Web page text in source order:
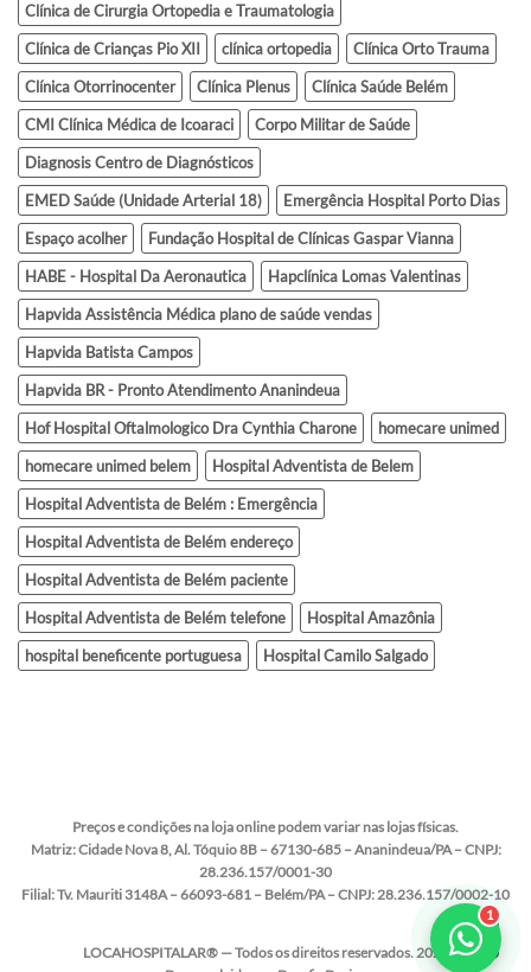
Clínica de Cirurgia Ortopedia e Traumatologia
Clínica de Crianças Pio XII
clínica ortopedia
Clínica Orto Trauma
Clínica Otorrinocenter
Clínica Plenus
Clínica Saúde Belém
CMI Clínica Médica de Icoaraci
Corpo Militar de Saúde
Diagnosis Centro de Diagnósticos
EMED Saúde (Unidade Arterial 18)
Emergência Hospital Porto Dias
Espaço acolher
Fundação Hospital de Clínicas Gaspar Vianna
HABE - Hospital Da Aeronautica
Hapclínica Lomas Valentinas
Hapvida Assistência Médica plano de saúde vendas
Hapvida Batista Campos
Hapvida BR - Pronto Atendimento Ananindeua
Hof Hospital Oftalmologico Dra Cynthia Charone
homecare unimed
homecare unimed belem
Hospital Adventista de Belem
Hospital Adventista de Belém : Emergência
Hospital Adventista de Belém endereço
Hospital Adventista de Belém paciente
Hospital Adventista de Belém telefone
Hospital Amazônia
hospital beneficente portuguesa
Hospital Camilo Salgado
Preços e condições na loja online podem variar nas lojas físicas.
Matriz:Cidade Nova 8, Al. Tóquio 8B – 67130-685 – Ananindeua/PA – CNPJ:
28.236.157/0001-30
Filial:Tv. Mauriti 3148A – 66093-681 – Belém/PA – CNPJ: 28.236.157/0002-10
LOCAHOSPITALAR® — Todos os direitos reservados. 2020